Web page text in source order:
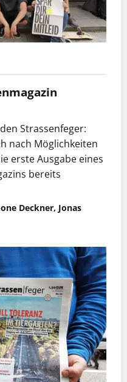
Strassenfeger:
nach Möglichkeiten
erste Ausgabe eines
bereits
Deckner, Jonas